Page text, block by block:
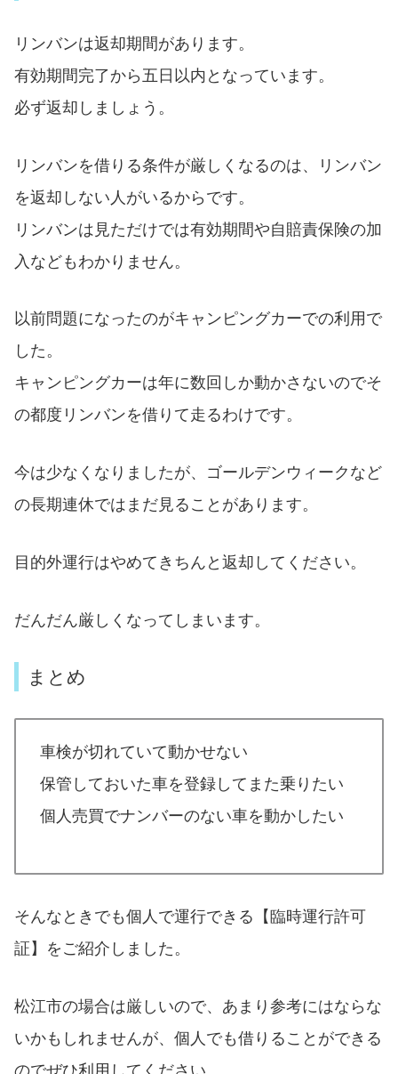
リンバンは返却期間があります。
有効期間完了から五日以内となっています。
必ず返却しましょう。
リンバンを借りる条件が厳しくなるのは、リンバン
を返却しない人がいるからです。
リンバンは見ただけでは有効期間や自賠責保険の加
入などもわかりません。
以前問題になったのがキャンピングカーでの利用で
した。
キャンピングカーは年に数回しか動かさないのでそ
の都度リンバンを借りて走るわけです。
今は少なくなりましたが、ゴールデンウィークなど
の長期連休ではまだ見ることがあります。
目的外運行はやめてきちんと返却してください。
だんだん厳しくなってしまいます。
まとめ
車検が切れていて動かせない
保管しておいた車を登録してまた乗りたい
個人売買でナンバーのない車を動かしたい
そんなときでも個人で運行できる【臨時運行許可
証】をご紹介しました。
松江市の場合は厳しいので、あまり参考にはならな
いかもしれませんが、個人でも借りることができる